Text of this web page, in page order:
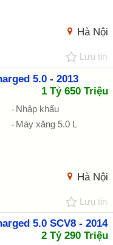
Hà Nội
Lưu tin
5.0 - 2013
1 Tỷ 650 Triệu
Nhập khẩu
Máy xăng 5.0 L
Hà Nội
Lưu tin
5.0 SCV8 - 2014
2 Tỷ 290 Triệu